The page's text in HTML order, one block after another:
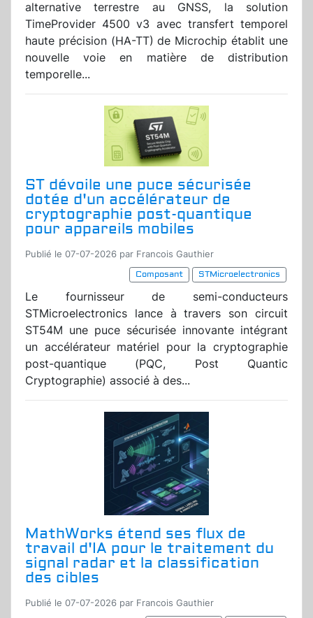
alternative terrestre au GNSS, la solution
TimeProvider 4500 v3 avec transfert temporel
haute précision (HA-TT) de Microchip établit une
nouvelle voie en matière de distribution
temporelle...
ST dévoile une puce sécurisée
dotée d'un accélérateur de
cryptographie post-quantique
pour appareils mobiles
Publié le 07-07-2026 par Francois Gauthier
Composant
STMicroelectronics
Le fournisseur de semi-conducteurs
STMicroelectronics lance à travers son circuit
ST54M une puce sécurisée innovante intégrant
un accélérateur matériel pour la cryptographie
post-quantique (PQC, Post Quantic
Cryptographie) associé à des...
MathWorks étend ses flux de
travail d'IA pour le traitement du
signal radar et la classification
des cibles
Publié le 07-07-2026 par Francois Gauthier